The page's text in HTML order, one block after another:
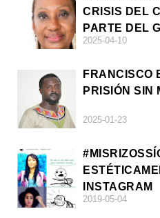
CRISIS DEL
PARTE DEL
2025-04-10
FRANCISCO
PRISIÓN SIN
2025-01-23
INSTAGRAM
2019-05-04